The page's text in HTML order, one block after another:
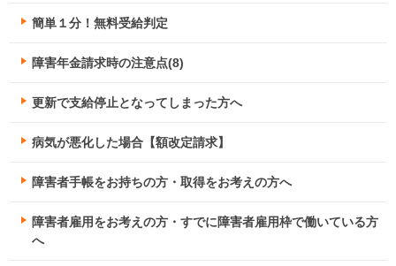
簡単１分！無料受給判定
障害年金請求時の注意点(8)
更新で支給停止となってしまった方へ
病気が悪化した場合【額改定請求】
障害者手帳をお持ちの方・取得をお考えの方へ
障害者雇用をお考えの方・すでに障害者雇用枠で働いている方
へ